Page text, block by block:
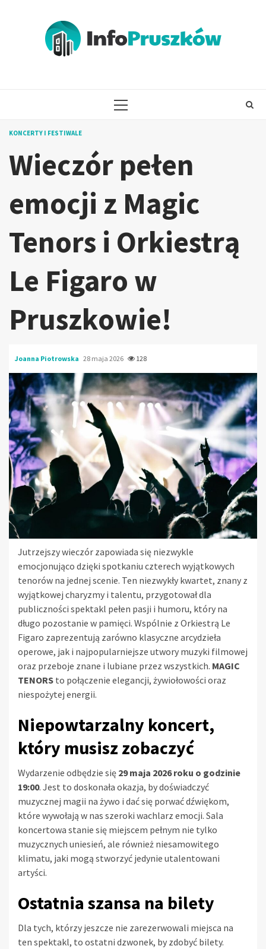
PRIMARY
KONCERTY I FESTIWALE
Wieczór pełen
emocji z Magic
Tenors i Orkiestrą
Le Figaro w
Pruszkowie!
Joanna Piotrowska 28 maja 2026 128
Jutrzejszy wieczór zapowiada się niezwykle
emocjonująco dzięki spotkaniu czterech wyjątkowych
tenorów na jednej scenie. Ten niezwykły kwartet, znany z
wyjątkowej charyzmy i talentu, przygotował dla
publiczności spektakl pełen pasji i humoru, który na
długo pozostanie w pamięci. Wspólnie z Orkiestrą Le
Figaro zaprezentują zarówno klasyczne arcydzieła
operowe, jak i najpopularniejsze utwory muzyki filmowej
oraz przeboje znane i lubiane przez wszystkich. MAGIC
TENORS to połączenie elegancji, żywiołowości oraz
niespożytej energii.
Niepowtarzalny koncert,
który musisz zobaczyć
Wydarzenie odbędzie się 29 maja 2026 roku o godzinie
19:00. Jest to doskonała okazja, by doświadczyć
muzycznej magii na żywo i dać się porwać dźwiękom,
które wywołają w nas szeroki wachlarz emocji. Sala
koncertowa stanie się miejscem pełnym nie tylko
muzycznych uniesień, ale również niesamowitego
klimatu, jaki mogą stworzyć jedynie utalentowani
artyści.
Ostatnia szansa na bilety
Dla tych, którzy jeszcze nie zarezerwowali miejsca na
ten spektakl, to ostatni dzwonek, by zdobyć bilety.